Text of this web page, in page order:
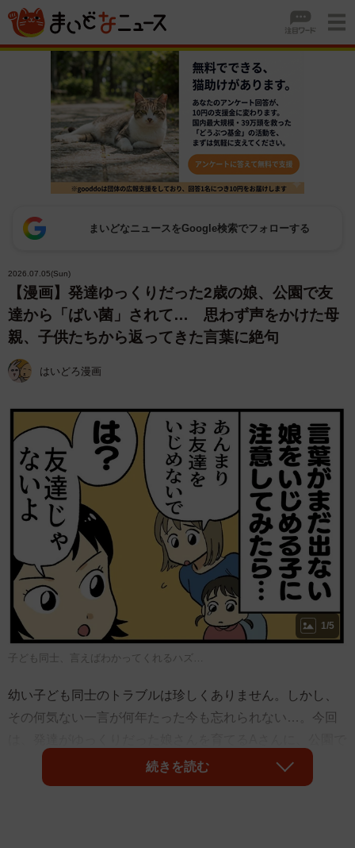
まいどなニュースをGoogle検索でフォローする
2026.07.05(Sun)
【漫画】発達ゆっくりだった2歳の娘、公園で友
達から「ばい菌」されて… 思わず声をかけた母
親、子供たちから返ってきた言葉に絶句
はいどろ漫画
1/5
子ども同士、言えばわかってくれるハズ…
幼い子ども同士のトラブルは珍しくありません。しかし、
その何気ない一言が何年たった今も忘れられない…。今回
体験した出来事について話を聞きました。
続きを読む